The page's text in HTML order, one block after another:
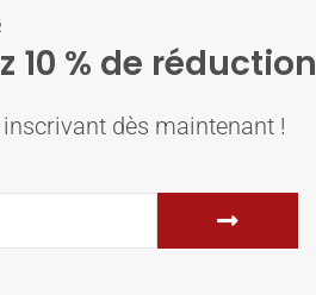
% de réduction
dès maintenant !